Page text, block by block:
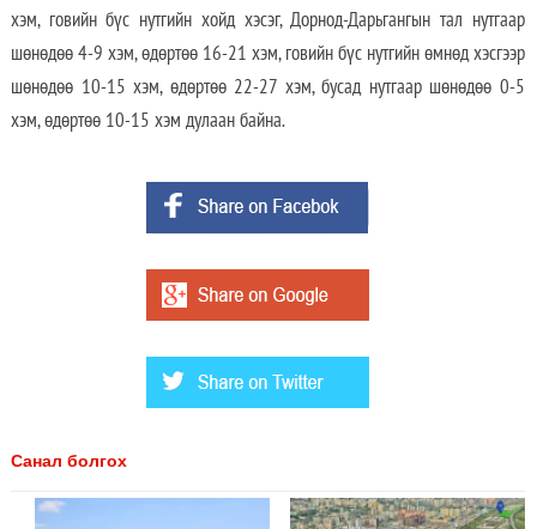
хэм, говийн бүс нутгийн хойд хэсэг, Дорнод-Дарьгангын тал нутгаар
шөнөдөө 4-9 хэм, өдөртөө 16-21 хэм, говийн бүс нутгийн өмнөд хэсгээр
шөнөдөө 10-15 хэм, өдөртөө 22-27 хэм, бусад нутгаар шөнөдөө 0-5
хэм, өдөртөө 10-15 хэм дулаан байна.
Санал болгох